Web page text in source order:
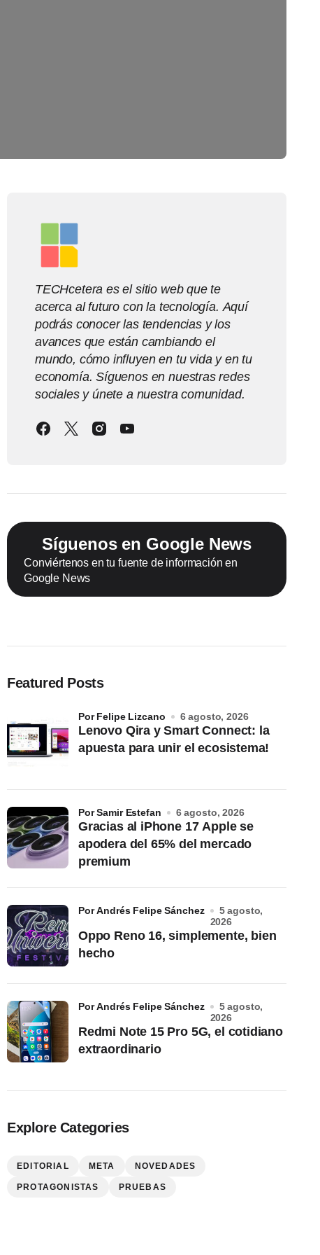
TECHcetera es el sitio web que te
acerca al futuro con la tecnología. Aquí
podrás conocer las tendencias y los
avances que están cambiando el
mundo, cómo influyen en tu vida y en tu
economía. Síguenos en nuestras redes
sociales y únete a nuestra comunidad.
Síguenos en Google News
Conviértenos en tu fuente de información en
Google News
Featured Posts
Lenovo Qira y Smart Connect: la
apuesta para unir el ecosistema!
por Felipe Lizcano 6 agosto, 2026
Gracias al iPhone 17 Apple se
apodera del 65% del mercado
premium
por Samir Estefan 6 agosto, 2026
Oppo Reno 16, simplemente, bien
hecho
por Andrés Felipe Sánchez
5 agosto,
2026
Redmi Note 15 Pro 5G, el cotidiano
extraordinario
por Andrés Felipe Sánchez
5 agosto,
2026
Explore Categories
EDITORIAL META NOVEDADES
PROTAGONISTAS PRUEBAS